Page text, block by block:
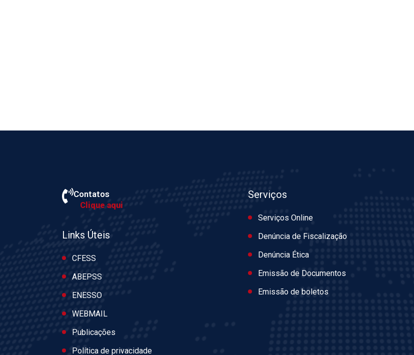
Contatos
Clique aqui
Links Úteis
CFESS
ABEPSS
ENESSO
WEBMAIL
Publicações
Política de privacidade
Serviços
Serviços Online
Denúncia de Fiscalização
Denúncia Ética
Emissão de Documentos
Emissão de boletos